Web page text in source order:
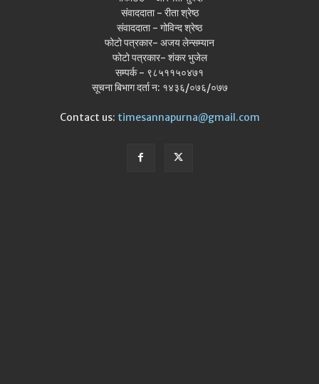
संवाददाता - रीता श्रेष्ठ
संवाददाता - गोविन्द श्रेष्ठ
फोटो पत्रकार- अजय लेन्सम्यान
फोटो पत्रकार- शंकर भुजेल
सम्पर्क - ९८५११५०४७१
सूचना बिभाग दर्ता न: १४३६/०७६/०७७
Contact us: timesannapurna@gmail.com